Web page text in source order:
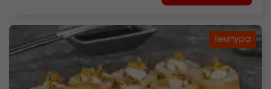
Темпура